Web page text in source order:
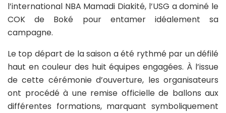
l’international NBA Mamadi Diakité, l’USG a dominé le
COK de Boké pour entamer idéalement sa
campagne.
Le top départ de la saison a été rythmé par un défilé
haut en couleur des huit équipes engagées. À l’issue
de cette cérémonie d’ouverture, les organisateurs
ont procédé à une remise officielle de ballons aux
différentes formations, marquant symboliquement